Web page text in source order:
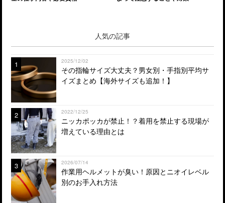
人気の記事
1 2025/12/02
その指輪サイズ大丈夫？男女別・手指別平均サ
イズまとめ【海外サイズも追加！】
2 2022/12/25
ニッカポッカが禁止！？着用を禁止する現場が
増えている理由とは
3 2026/07/14
作業用ヘルメットが臭い！原因とニオイレベル
別のお手入れ方法